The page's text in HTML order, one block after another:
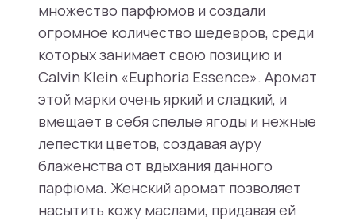
множество парфюмов и создали
огромное количество шедевров, среди
которых занимает свою позицию и
Calvin Klein «Euphoria Essence». Аромат
этой марки очень яркий и сладкий, и
вмещает в себя спелые ягоды и нежные
лепестки цветов, создавая ауру
блаженства от вдыхания данного
парфюма. Женский аромат позволяет
насытить кожу маслами, придавая ей